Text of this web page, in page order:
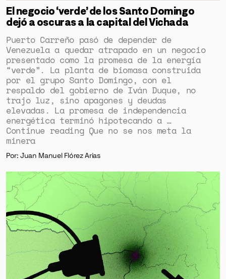
El negocio ‘verde’ de los Santo Domingo
dejó a oscuras a la capital del Vichada
Puerto Carreño pasó de depender de
Venezuela a quedar atrapado en un negocio
presentado como la promesa de la energía
“verde”. La planta de biomasa construida
por el grupo Santo Domingo, con el
respaldo del gobierno de Iván Duque, no
trajo luz, sino apagones y deudas
elevadas. La promesa de independencia
energética terminó hipotecando a …
Continue reading Que no se nos meta la
minera
Por: Juan Manuel Flórez Arias